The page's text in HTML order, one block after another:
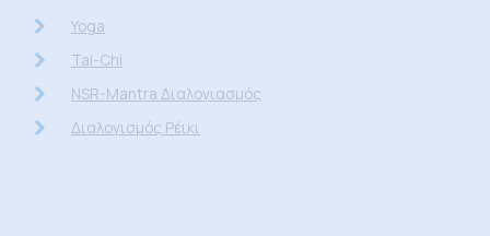
Yoga
Tai-Chi
NSR-Mantra Διαλογιασμός
Διαλογισμός Ρέικι